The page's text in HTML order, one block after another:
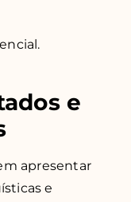
e
apresentar
e